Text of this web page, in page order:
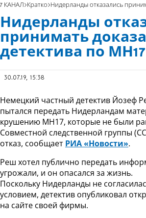
7 КАНАЛ Кратко Нидерланды отказались принимать
Нидерланды
принимать
детектива по МН17
30.07.19, 15:38
Немецкий частный детектив Йозеф
пытался передать Нидерландам
крушению МН17, которые не были
Совместной следственной группы
отказ, сообщает РИА «Новости».
Реш хотел публично передать
угрожали, и он опасался за жизнь.
Поскольку Нидерланды не
условием, детектив опубликовал
на сайте своей фирмы.